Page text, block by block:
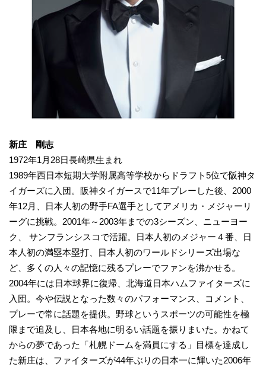
新庄 剛志
1972年1月28日長崎県生まれ
1989年西日本短期大学附属高等学校からドラフト5位で阪神タ
イガーズに入団。阪神タイガースで11年プレーした後、2000
年12月、日本人初の野手FA選手としてアメリカ・メジャーリ
ーグに挑戦。2001年～2003年までの3シーズン、ニューヨー
ク、 サンフランシスコで活躍。日本人初のメジャー４番、日
本人初の満塁本塁打、日本人初のワールドシリーズ出場な
ど、多くの人々の記憶に残るプレーでファンを沸かせる。
2004年には日本球界に復帰、北海道日本ハムファイターズに
入団。今や伝説となった数々のパフォーマンス、コメント、
プレーで常に話題を提供。野球というスポーツの可能性を極
限まで追及し、日本各地に明るい話題を振りまいた。かねて
からの夢であった「札幌ドームを満員にする」目標を達成し
た新庄は、ファイターズが44年ぶりの日本一に輝いた2006年